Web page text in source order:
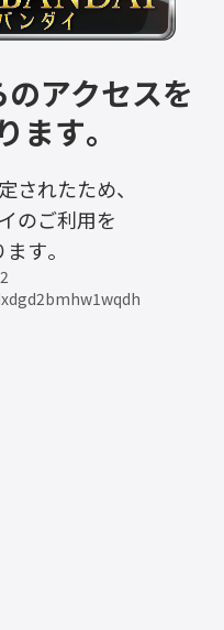
アクセスを
ます。
されたため、
のご利用を
す。